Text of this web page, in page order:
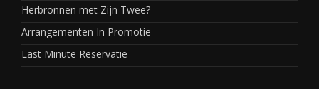
Herbronnen met Zijn Twee?
Arrangementen In Promotie
Last Minute Reservatie